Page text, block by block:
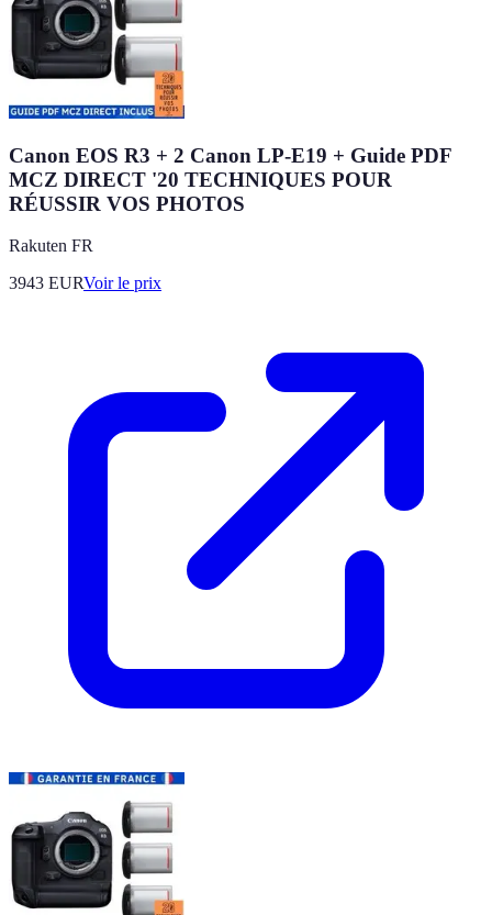
Canon EOS R3 + 2 Canon LP-E19 + Guide PDF
MCZ DIRECT '20 TECHNIQUES POUR
RÉUSSIR VOS PHOTOS
Rakuten FR
3943 EURVoir le prix